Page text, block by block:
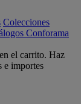
Colecciones
Conforama
el carrito. Haz
e importes